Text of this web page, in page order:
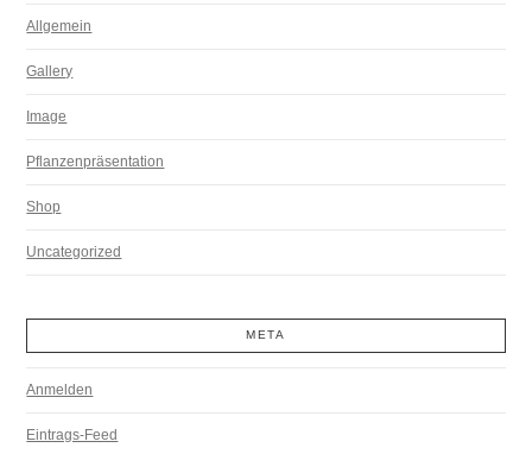
Allgemein
Gallery
Image
Pflanzenpräsentation
Shop
Uncategorized
META
Anmelden
Eintrags-Feed